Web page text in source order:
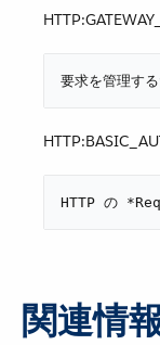
要求を管理す
HTTP の
関連情